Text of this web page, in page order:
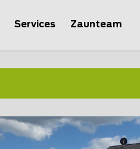
Services Zaunteam